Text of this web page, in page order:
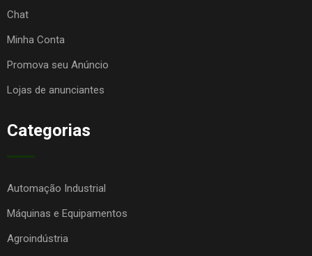
Chat
Minha Conta
Promova seu Anúncio
Lojas de anunciantes
Categorias
Automação Industrial
Máquinas e Equipamentos
Agroindústria